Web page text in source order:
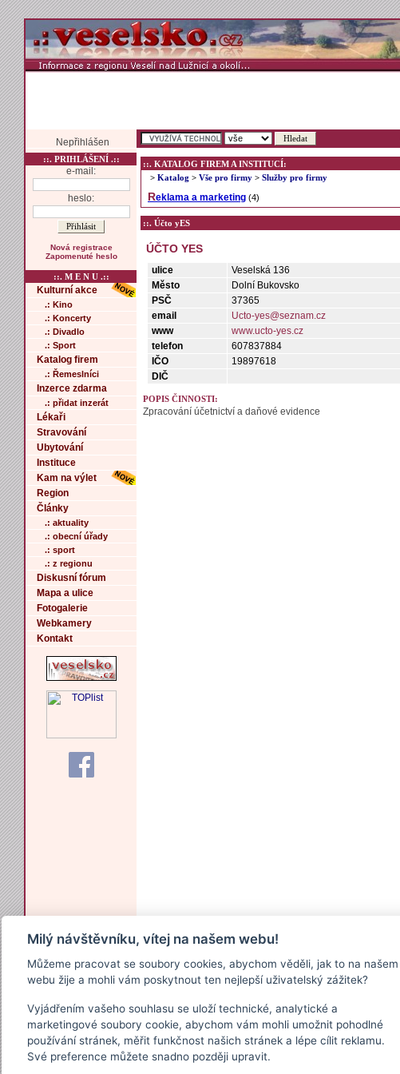
Nepřihlášen
::. PRIHLÁŠENÍ .::
e-mail:
heslo:
Nová registrace
Zapomenuté heslo
::. M E N U .::
Kulturní akce
.: Kino
.: Koncerty
.: Divadlo
.: Sport
Katalog firem
.: Řemeslníci
Inzerce zdarma
.: přidat inzerát
Lékaři
Stravování
Ubytování
Instituce
Kam na výlet
Region
Články
.: aktuality
.: obecní úřady
.: sport
.: z regionu
Diskusní fórum
Mapa a ulice
Fotogalerie
Webkamery
Kontakt
::. KATALOG FIREM A INSTITUCÍ:
> Katalog > Vše pro firmy > Služby pro firmy
Reklama a marketing (4)
::. Účto yES
ÚČTO YES
ulice
Veselská 136
Město
Dolní Bukovsko
PSČ
37365
email
Ucto-yes@seznam.cz
www
www.ucto-yes.cz
telefon
607837884
IČO
19897618
DIČ
POPIS ČINNOSTI:
Zpracování účetnictví a daňové evidence
Kontakt
Milý návštěvníku, vítej na našem webu!
Můžeme pracovat se soubory cookies, abychom věděli, jak to na našem
webu žije a mohli vám poskytnout ten nejlepší uživatelský zážitek?
Vyjádřením vašeho souhlasu se uloží technické, analytické a
marketingové soubory cookie, abychom vám mohli umožnit pohodlné
používání stránek, měřit funkčnost našich stránek a lépe cílit reklamu.
Své preference můžete snadno později upravit.